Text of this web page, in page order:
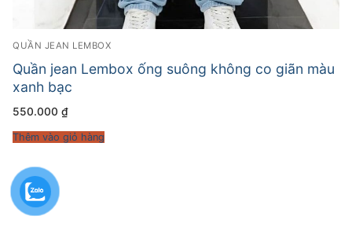
QUẦN JEAN LEMBOX
Quần jean Lembox ống suông không co giãn màu
xanh bạc
550.000 ₫
Thêm vào giỏ hàng